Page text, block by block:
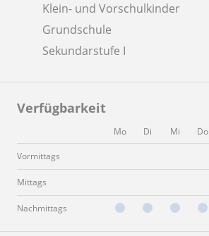
Klein- und Vorschulkinder
Grundschule
Sekundarstufe I
Verfügbarkeit
Mo Di Mi Do
Vormittags
Mittags
Nachmittags